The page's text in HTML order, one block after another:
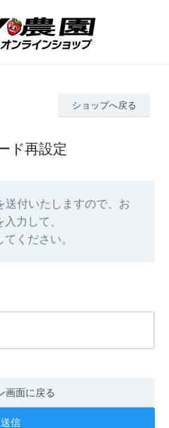
ショップへ戻る
ド再設定
送付いたしますので、お
力して、
ください。
画面に戻る